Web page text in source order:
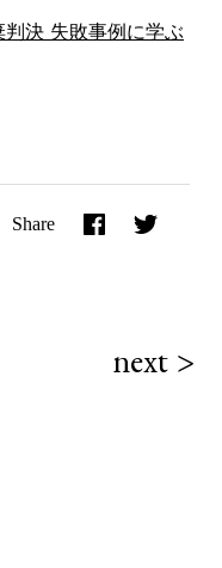
決 失敗事例に学ぶ
Share
next >